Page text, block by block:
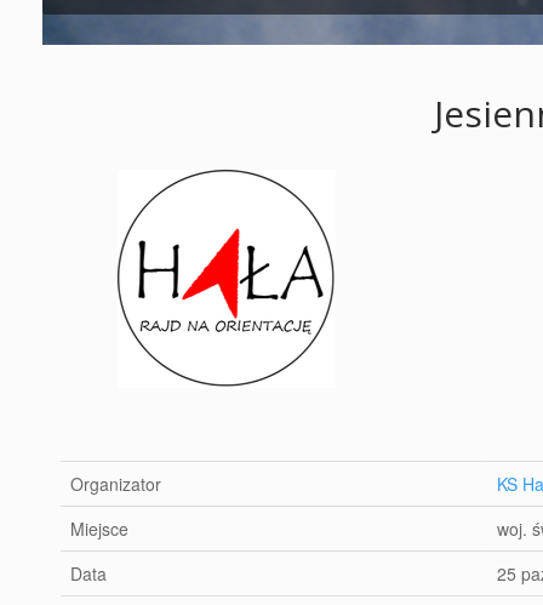
Organizator
KS
Miejsce
woj.
Data
25